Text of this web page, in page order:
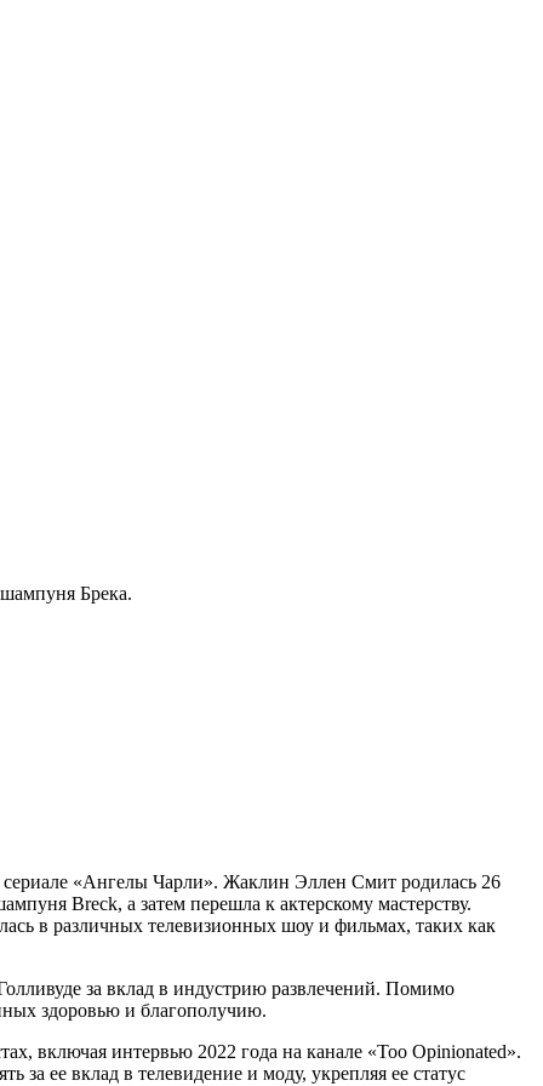
Брека.
сериале «Ангелы Чарли». Жаклин Эллен Смит родилась 26
Breck, а затем перешла к актерскому мастерству.
в различных телевизионных шоу и фильмах, таких как
за вклад в индустрию развлечений. Помимо
здоровью и благополучию.
включая интервью 2022 года на канале «Too Opinionated».
ее вклад в телевидение и моду, укрепляя ее статус